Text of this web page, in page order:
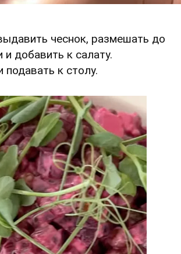
чеснок, размешать до
и добавить к салату.
к столу.